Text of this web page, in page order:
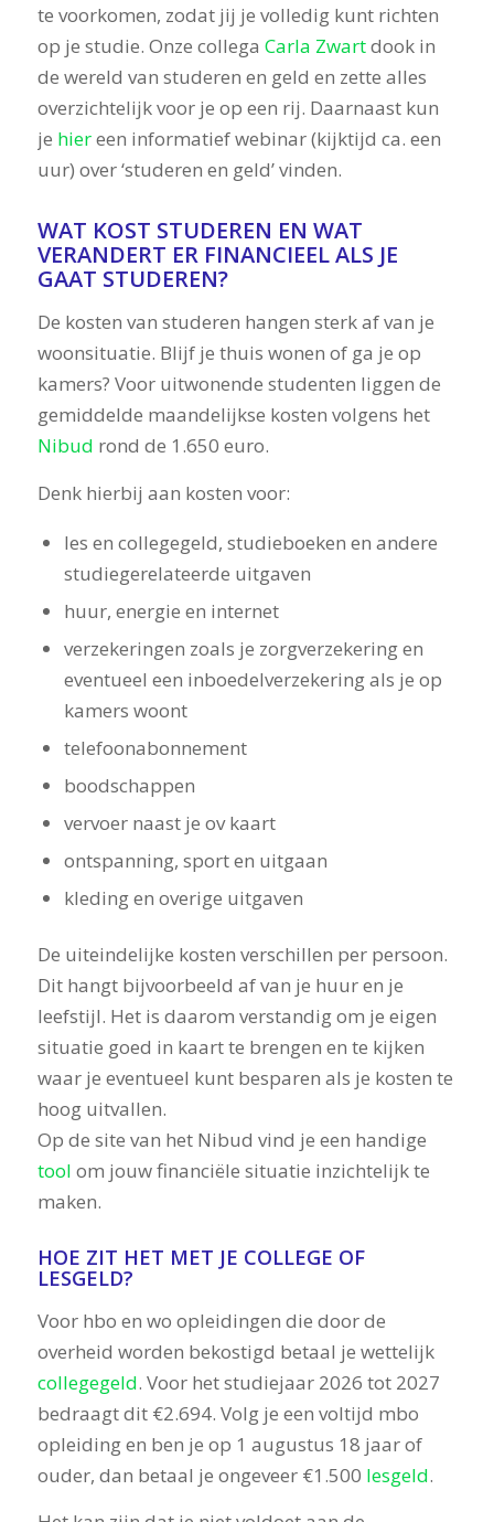
te voorkomen, zodat jij je volledig kunt richten
op je studie. Onze collega Carla Zwartdook in
de wereld van studeren en geld en zette alles
overzichtelijk voor je op een rij. Daarnaast kun
je hiereen informatief webinar (kijktijd ca. een
uur) over ‘studeren en geld’ vinden.
WAT KOST STUDEREN EN WAT
VERANDERT ER FINANCIEEL ALS JE
GAAT STUDEREN?
De kosten van studeren hangen sterk af van je
woonsituatie. Blijf je thuis wonen of ga je op
kamers? Voor uitwonende studenten liggen de
gemiddelde maandelijkse kosten volgens het
Nibud rond de 1.650 euro.
Denk hierbij aan kosten voor:
les en collegegeld, studieboeken en andere
studiegerelateerde uitgaven
huur, energie en internet
verzekeringen zoals je zorgverzekering en
eventueel een inboedelverzekering als je op
kamers woont
telefoonabonnement
boodschappen
vervoer naast je ov kaart
ontspanning, sport en uitgaan
kleding en overige uitgaven
De uiteindelijke kosten verschillen per persoon.
Dit hangt bijvoorbeeld af van je huur en je
leefstijl. Het is daarom verstandig om je eigen
situatie goed in kaart te brengen en te kijken
waar je eventueel kunt besparen als je kosten te
hoog uitvallen.
Op de site van het Nibud vind je een handige
tool om jouw financiële situatie inzichtelijk te
maken.
HOE ZIT HET MET JE COLLEGE OF
LESGELD?
Voor hbo en wo opleidingen die door de
overheid worden bekostigd betaal je wettelijk
collegegeld. Voor het studiejaar 2026 tot 2027
bedraagt dit €2.694. Volg je een voltijd mbo
opleiding en ben je op 1 augustus 18 jaar of
ouder, dan betaal je ongeveer €1.500 lesgeld.